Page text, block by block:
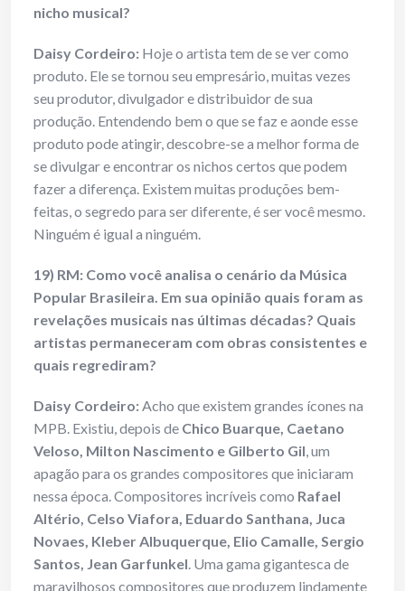
nicho musical?
Daisy Cordeiro: Hoje o artista tem de se ver como
produto. Ele se tornou seu empresário, muitas vezes
seu produtor, divulgador e distribuidor de sua
produção. Entendendo bem o que se faz e aonde esse
produto pode atingir, descobre-se a melhor forma de
se divulgar e encontrar os nichos certos que podem
fazer a diferença. Existem muitas produções bem-
feitas, o segredo para ser diferente, é ser você mesmo.
Ninguém é igual a ninguém.
19) RM: Como você analisa o cenário da Música
Popular Brasileira. Em sua opinião quais foram as
revelações musicais nas últimas décadas? Quais
artistas permaneceram com obras consistentes e
quais regrediram?
Daisy Cordeiro:Acho que existem grandes ícones na
MPB. Existiu, depois de Chico Buarque, Caetano
Veloso, Milton Nascimento e Gilberto Gil, um
apagão para os grandes compositores que iniciaram
nessa época. Compositores incríveis como Rafael
Altério, Celso Viafora, Eduardo Santhana, Juca
Novaes, Kleber Albuquerque, Elio Camalle, Sergio
Santos, Jean Garfunkel. Uma gama gigantesca de
maravilhosos compositores que produzem lindamente